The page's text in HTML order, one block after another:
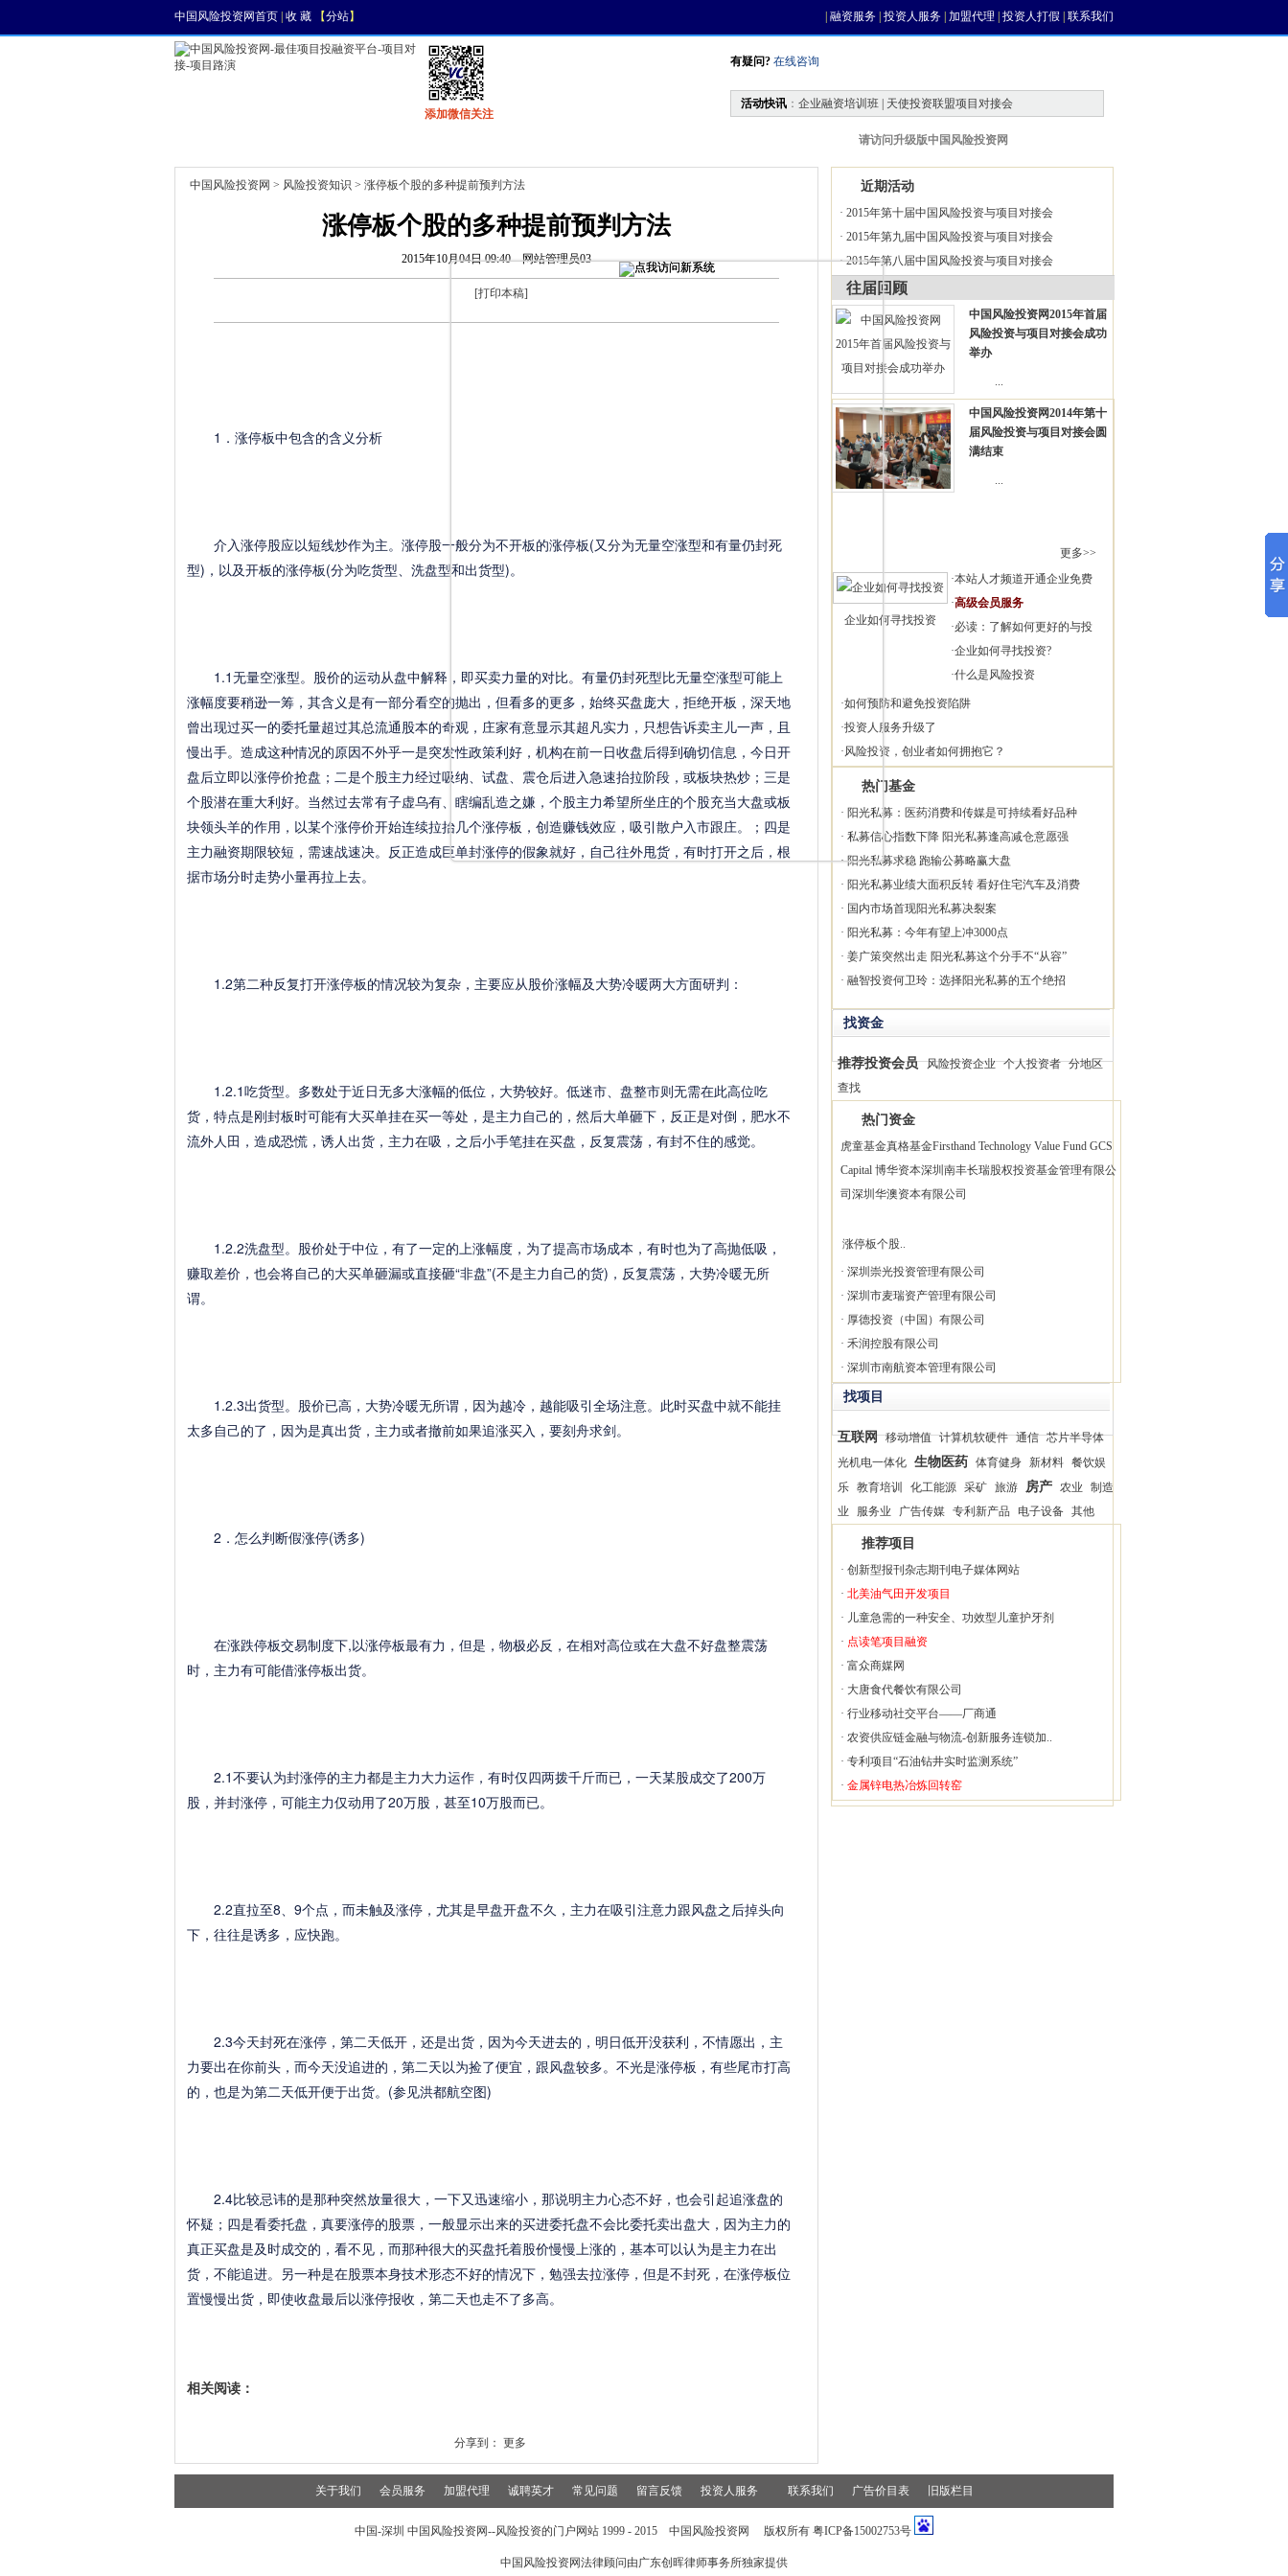
中国风险投资网首页 收 藏 【分站】 融资服务 投资人服务 加盟代理 投资人打假 联系我们
添加微信关注
有疑问? 在线咨询
活动快讯 ： 企业融资培训班 | 天使投资联盟项目对接会
请访问升级版中国风险投资网
中国风险投资网 > 风险投资知识 > 涨停板个股的多种提前预判方法
涨停板个股的多种提前预判方法
2015年10月04日 09:40 网站管理员03
[打印本稿]
1．涨停板中包含的含义分析
介入涨停股应以短线炒作为主。涨停股一般分为不开板的涨停板(又分为无量空涨型和有量仍封死
型)，以及开板的涨停板(分为吃货型、洗盘型和出货型)。
1.1无量空涨型。股价的运动从盘中解释，即买卖力量的对比。有量仍封死型比无量空涨型可能上
涨幅度要稍逊一筹，其含义是有一部分看空的抛出，但看多的更多，始终买盘庞大，拒绝开板，深天地
曾出现过买一的委托量超过其总流通股本的奇观，庄家有意显示其超凡实力，只想告诉卖主儿一声，且
慢出手。造成这种情况的原因不外乎一是突发性政策利好，机构在前一日收盘后得到确切信息，今日开
盘后立即以涨停价抢盘；二是个股主力经过吸纳、试盘、震仓后进入急速抬拉阶段，或板块热炒；三是
个股潜在重大利好。当然过去常有子虚乌有、瞎编乱造之嫌，个股主力希望所坐庄的个股充当大盘或板
块领头羊的作用，以某个涨停价开始连续拉抬几个涨停板，创造赚钱效应，吸引散户入市跟庄。；四是
主力融资期限较短，需速战速决。反正造成巨单封涨停的假象就好，自己往外甩货，有时打开之后，根
据市场分时走势小量再拉上去。
1.2第二种反复打开涨停板的情况较为复杂，主要应从股价涨幅及大势冷暖两大方面研判：
1.2.1吃货型。多数处于近日无多大涨幅的低位，大势较好。低迷市、盘整市则无需在此高位吃
货，特点是刚封板时可能有大买单挂在买一等处，是主力自己的，然后大单砸下，反正是对倒，肥水不
流外人田，造成恐慌，诱人出货，主力在吸，之后小手笔挂在买盘，反复震荡，有封不住的感觉。
1.2.2洗盘型。股价处于中位，有了一定的上涨幅度，为了提高市场成本，有时也为了高抛低吸，
赚取差价，也会将自己的大买单砸漏或直接砸“非盘”(不是主力自己的货)，反复震荡，大势冷暖无所
谓。
1.2.3出货型。股价已高，大势冷暖无所谓，因为越冷，越能吸引全场注意。此时买盘中就不能挂
太多自己的了，因为是真出货，主力或者撤前如果追涨买入，要刻舟求剑。
2．怎么判断假涨停(诱多)
在涨跌停板交易制度下,以涨停板最有力，但是，物极必反，在相对高位或在大盘不好盘整震荡
时，主力有可能借涨停板出货。
2.1不要认为封涨停的主力都是主力大力运作，有时仅四两拨千斤而已，一天某股成交了200万
股，并封涨停，可能主力仅动用了20万股，甚至10万股而已。
2.2直拉至8、9个点，而未触及涨停，尤其是早盘开盘不久，主力在吸引注意力跟风盘之后掉头向
下，往往是诱多，应快跑。
2.3今天封死在涨停，第二天低开，还是出货，因为今天进去的，明日低开没获利，不情愿出，主
力要出在你前头，而今天没追进的，第二天以为捡了便宜，跟风盘较多。不光是涨停板，有些尾市打高
的，也是为第二天低开便于出货。(参见洪都航空图)
2.4比较忌讳的是那种突然放量很大，一下又迅速缩小，那说明主力心态不好，也会引起追涨盘的
怀疑；四是看委托盘，真要涨停的股票，一般显示出来的买进委托盘不会比委托卖出盘大，因为主力的
真正买盘是及时成交的，看不见，而那种很大的买盘托着股价慢慢上涨的，基本可以认为是主力在出
货，不能追进。另一种是在股票本身技术形态不好的情况下，勉强去拉涨停，但是不封死，在涨停板位
置慢慢出货，即使收盘最后以涨停报收，第二天也走不了多高。
相关阅读：
分享到： 更多
近期活动
· 2015年第十届中国风险投资与项目对接会
· 2015年第九届中国风险投资与项目对接会
·2015年第八届中国风险投资与项目对接会
往届回顾
中国风险投资网2015年首届
风险投资与项目对接会成功
举办
...
中国风险投资网2014年第十
届风险投资与项目对接会圆
满结束
...
更多>>
企业如何寻找投资
·本站人才频道开通企业免费
·高级会员服务
·必读：了解如何更好的与投
·企业如何寻找投资?
·什么是风险投资
·如何预防和避免投资陷阱
·投资人服务升级了
·风险投资，创业者如何拥抱它？
热门基金
· 阳光私募：医药消费和传媒是可持续看好品种
· 私募信心指数下降 阳光私募逢高减仓意愿强
·阳光私募求稳 跑输公募略赢大盘
· 阳光私募业绩大面积反转 看好住宅汽车及消费
· 国内市场首现阳光私募决裂案
· 阳光私募：今年有望上冲3000点
· 姜广策突然出走 阳光私募这个分手不“从容”
· 融智投资何卫玲：选择阳光私募的五个绝招
找资金
推荐投资会员 风险投资企业 个人投资者 分地区
查找
热门资金
虎童基金真格基金Firsthand Technology Value Fund GCS
Capital 博华资本深圳南丰长瑞股权投资基金管理有限公
司 深圳华澳资本有限公司
涨停板个股..
· 深圳崇光投资管理有限公司
· 深圳市麦瑞资产管理有限公司
· 厚德投资（中国）有限公司
· 禾润控股有限公司
· 深圳市南航资本管理有限公司
找项目
互联网 移动增值 计算机软硬件 通信 芯片半导体
光机电一体化 生物医药 体育健身 新材料 餐饮娱
乐 教育培训 化工能源 采矿 旅游 房产 农业
制造
业
服务业 广告传媒 专利新产品 电子设备 其他
推荐项目
· 创新型报刊杂志期刊电子媒体网站
· 北美油气田开发项目
· 儿童急需的一种安全、功效型儿童护牙剂
· 点读笔项目融资
· 富众商媒网
· 大唐食代餐饮有限公司
· 行业移动社交平台——厂商通
· 农资供应链金融与物流-创新服务连锁加..
· 专利项目“石油钻井实时监测系统”
· 金属锌电热冶炼回转窑
关于我们 会员服务 加盟代理 诚聘英才 常见问题 留言反馈 投资人服务 联系我们 广告价目表 旧版栏目
中国-深圳 中国风险投资网--风险投资的门户网站 1999 - 2015 中国风险投资网 版权所有 粤ICP备15002753号
中国风险投资网法律顾问由广东创晖律师事务所独家提供